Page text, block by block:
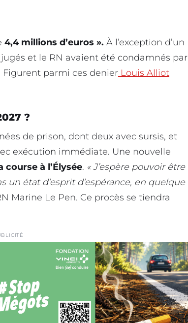
4,4 millions d’euros ». À l’exception d’un
et le RN avaient été condamnés par
Figurent parmi ces denier Louis Alliot
?
de prison, dont deux avec sursis, et
exécution immédiate. Une nouvelle
course à l’Élysée. « J’espère pouvoir être
un état d’esprit d’espérance, en quelque
Marine Le Pen. Ce procès se tiendra